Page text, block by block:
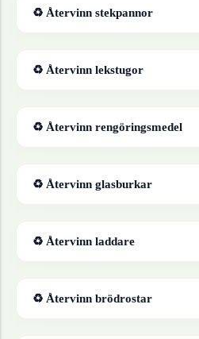
♻ Återvinn stekpannor
♻ Återvinn lekstugor
♻ Återvinn rengöringsmedel
♻ Återvinn glasburkar
♻ Återvinn laddare
♻ Återvinn brödrostar